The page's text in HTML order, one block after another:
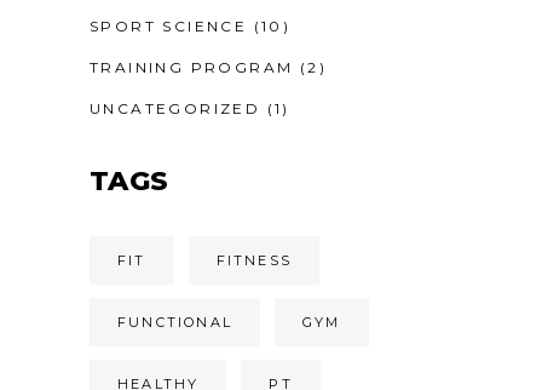
SPORT SCIENCE (10)
TRAINING PROGRAM (2)
UNCATEGORIZED (1)
TAGS
FIT FITNESS
FUNCTIONAL GYM
HEALTHY PT